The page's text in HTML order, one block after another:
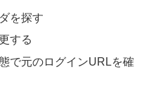
を探す
する
で元のログインURLを確